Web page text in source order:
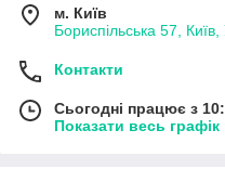
м. Київ
Бориспільська 57, Київ,
Контакти
Сьогодні працює з
Показати весь